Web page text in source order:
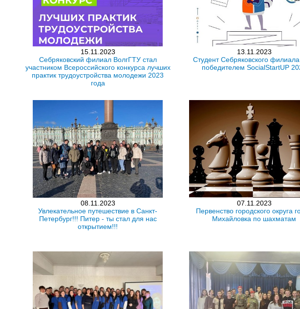
15.11.2023
Себряковский филиал ВолгГТУ стал
участником Всероссийского конкурса лучших
практик трудоустройства молодежи 2023
года
13.11.2023
Студент Себряковского филиала
победителем SocialStartUP
08.11.2023
Увлекательное путешествие в Санкт-
Петербург!!! Питер - ты стал для нас
открытием!!!
07.11.2023
Первенство городского округа
Михайловка по шахматам